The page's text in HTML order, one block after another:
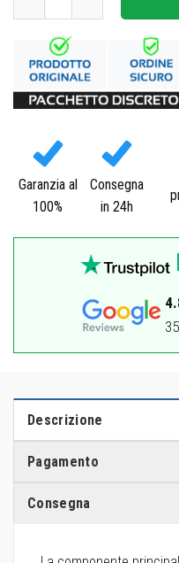
Garanzia al
100%
Consegna
in 24h
Descrizione
Pagamento
Consegna